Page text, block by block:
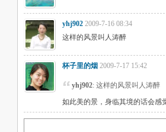
yhj902 2009-7-16 08:34
这样的风景叫人涛醉
杯子里的烟 2009-7-17 15:42
yhj902: 这样的风景叫人涛醉
如此美的景，身临其境的话会感